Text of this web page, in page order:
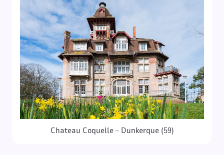
Chateau Coquelle – Dunkerque (59)